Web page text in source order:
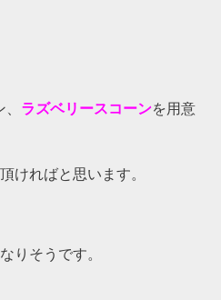
ラズベリースコーンを用意
ければと思います。
りそうです。